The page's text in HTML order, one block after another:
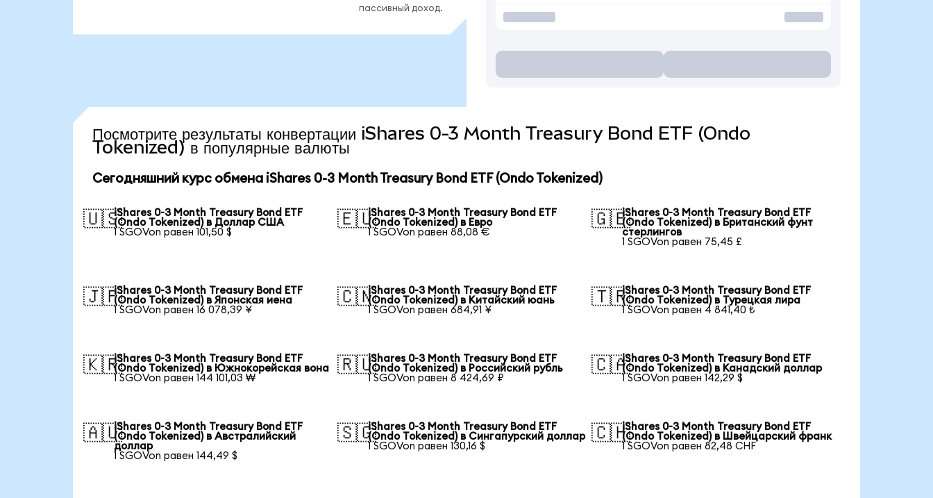
пассивный доход.
Посмотрите результаты конвертации iShares 0-3 Month Treasury Bond ETF (Ondo
Tokenized) в популярные валюты
Сегодняшний курс обмена iShares 0-3 Month Treasury Bond ETF (Ondo Tokenized)
🇺🇸iShares 0-3 Month Treasury Bond ETF
(Ondo Tokenized) в Доллар США
1 SGOVon равен 101,50 $
🇪🇺iShares 0-3 Month Treasury Bond ETF
(Ondo Tokenized) в Евро
1 SGOVon равен 88,08 €
🇬🇧iShares 0-3 Month Treasury Bond ETF
(Ondo Tokenized) в Британский фунт
стерлингов
1 SGOVon равен 75,45 £
🇯🇵iShares 0-3 Month Treasury Bond ETF
(Ondo Tokenized) в Японская иена
1 SGOVon равен 16 078,39 ¥
🇨🇳iShares 0-3 Month Treasury Bond ETF
(Ondo Tokenized) в Китайский юань
1 SGOVon равен 684,91 ¥
🇹🇷iShares 0-3 Month Treasury Bond ETF
(Ondo Tokenized) в Турецкая лира
1 SGOVon равен 4 841,40 ₺
🇰🇷iShares 0-3 Month Treasury Bond ETF
(Ondo Tokenized) в Южнокорейская вона
1 SGOVon равен 144 101,03 ₩
🇷🇺iShares 0-3 Month Treasury Bond ETF
(Ondo Tokenized) в Российский рубль
1 SGOVon равен 8 424,69 ₽
🇨🇦iShares 0-3 Month Treasury Bond ETF
(Ondo Tokenized) в Канадский доллар
1 SGOVon равен 142,29 $
🇦🇺iShares 0-3 Month Treasury Bond ETF
(Ondo Tokenized) в Австралийский
доллар
1 SGOVon равен 144,49 $
🇸🇬iShares 0-3 Month Treasury Bond ETF
(Ondo Tokenized) в Сингапурский доллар
1 SGOVon равен 130,16 $
🇨🇭iShares 0-3 Month Treasury Bond ETF
(Ondo Tokenized) в Швейцарский франк
1 SGOVon равен 82,48 CHF